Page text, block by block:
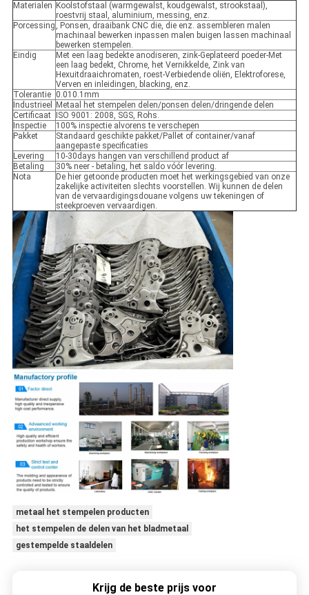
Materialen Koolstofstaal (warmgewalst, koudgewalst, strookstaal),
roestvrij staal, aluminium, messing, enz.
Porcessing , Ponsen, draaibank CNC die, die enz. assembleren malen
machinaal bewerken inpassen malen buigen lassen machinaal
bewerken stempelen.
Eindig
Met een laag bedekte anodiseren, zink-Geplateerd poeder-Met
een laag bedekt, Chrome, het Vernikkelde, Zink van
Hexuitdraaichromaten, roest-Verbiedende oliën, Elektroforese,
Verven en inleidingen, blacking, enz.
Tolerantie 0.010.1mm
Industrieel
Metaal het stempelen delen/ponsen delen/dringende delen
Certificaat
ISO 9001: 2008, SGS, Rohs.
Inspectie
100% inspectie alvorens te verschepen
Pakket
Standaard geschikte pakket/Pallet of container/vanaf
aangepaste specificaties
Levering
10-30days hangen van verschillend product af
Betaling
30% neer - betaling, het saldo vóór levering.
Nota
De hier getoonde producten moet het werkingsgebied van onze
zakelijke activiteiten slechts voorstellen. Wij kunnen de delen
van de vervaardigingsdouane volgens uw tekeningen of
steekproeven vervaardigen.
metaal het stempelen producten
het stempelen de delen van het bladmetaal
gestempelde staaldelen
Krijg de beste prijs voor